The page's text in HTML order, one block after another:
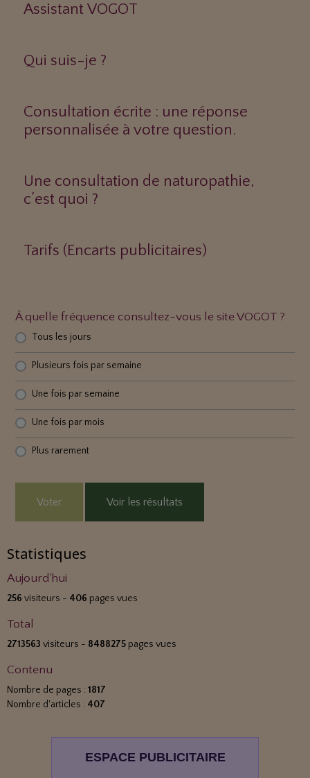
Assistant VOGOT
Qui suis-je ?
Consultation écrite : une réponse
personnalisée à votre question.
Une consultation de naturopathie,
c’est quoi ?
Tarifs (Encarts publicitaires)
À quelle fréquence consultez-vous le site VOGOT ?
Tous les jours
Plusieurs fois par semaine
Une fois par semaine
Une fois par mois
Plus rarement
Voter Voir les résultats
Statistiques
Aujourd'hui
256 visiteurs - 406 pages vues
Total
2713563 visiteurs - 8488275 pages vues
Contenu
Nombre de pages : 1817
Nombre d'articles : 407
ESPACE PUBLICITAIRE